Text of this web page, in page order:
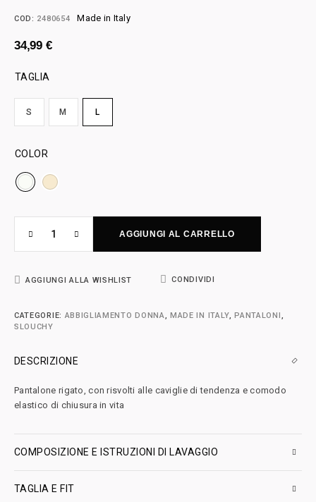
COD: 2480654 Made in Italy
34,99 €
TAGLIA
S M L
COLOR
AGGIUNGI AL CARRELLO
AGGIUNGI ALLA WISHLIST CONDIVIDI
CATEGORIE: ABBIGLIAMENTO DONNA, MADE IN ITALY, PANTALONI ,
SLOUCHY
DESCRIZIONE
Pantalone rigato, con risvolti alle caviglie di tendenza e comodo
elastico di chiusura in vita
COMPOSIZIONE E ISTRUZIONI DI LAVAGGIO
TAGLIA E FIT